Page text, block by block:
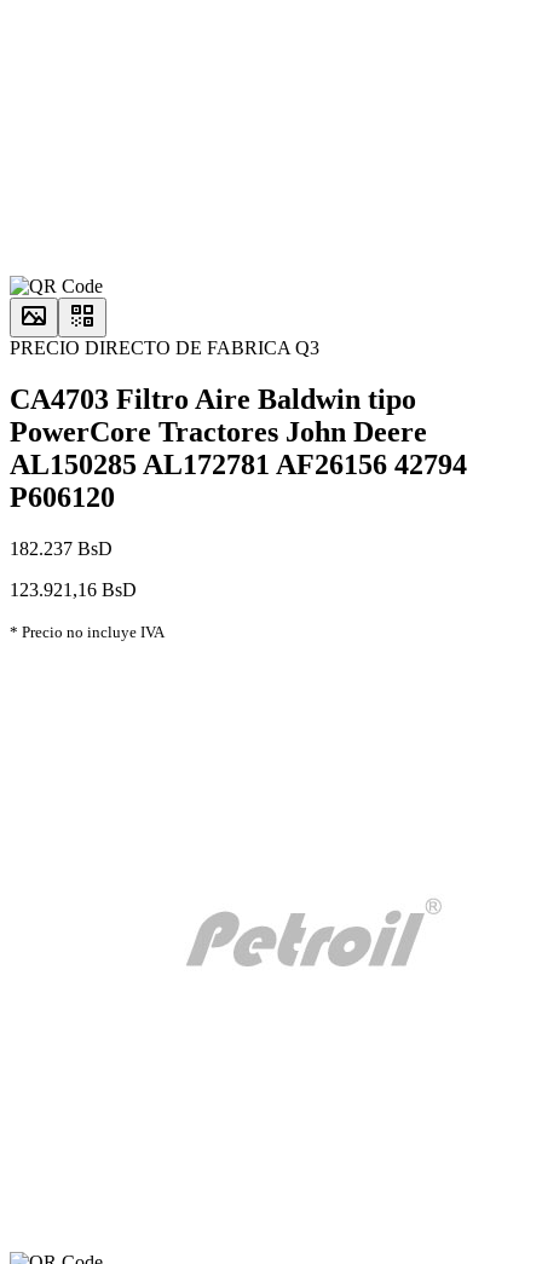
PRECIO DIRECTO DE FABRICA Q3
CA4703 Filtro Aire Baldwin tipo
PowerCore Tractores John Deere
AL150285 AL172781 AF26156 42794
P606120
182.237 BsD
123.921,16 BsD
* Precio no incluye IVA